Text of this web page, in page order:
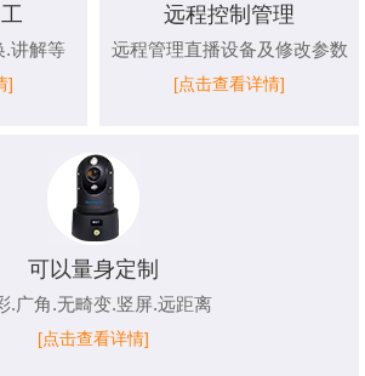
.讲解等
]
远程控制管理
远程管理直播设备及修改参数
[点击查看详情]
可以量身定制
.广角.无畸变.竖屏.远距离
[点击查看详情]